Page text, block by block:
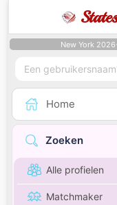
New York
Home
Zoeken
Alle profielen
Matchmaker